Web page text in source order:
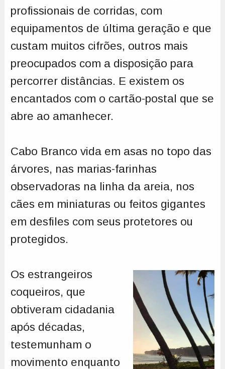
profissionais de corridas, com
equipamentos de última geração e que
custam muitos cifrões, outros mais
preocupados com a disposição para
percorrer distâncias. E existem os
encantados com o cartão-postal que se
abre ao amanhecer.
Cabo Branco vida em asas no topo das
árvores, nas marias-farinhas
observadoras na linha da areia, nos
cães em miniaturas ou feitos gigantes
em desfiles com seus protetores ou
protegidos.
Os estrangeiros
coqueiros, que
obtiveram cidadania
após décadas,
testemunham o
movimento enquanto